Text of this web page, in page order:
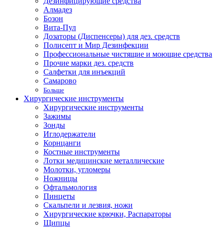
Алмадез
Бозон
Вита-Пул
Дозаторы (Диспенсеры) для дез. средств
Полисепт и Мир Дезинфекции
Профессиональные чистящие и моющие средства
Прочие марки дез. средств
Салфетки для инъекций
Самарово
Больше
Хирургические инструменты
Хирургические инструменты
Зажимы
Зонды
Иглодержатели
Корнцанги
Костные инструменты
Лотки медицинские металлические
Молотки, угломеры
Ножницы
Офтальмология
Пинцеты
Скальпели и лезвия, ножи
Хирургические крючки, Распараторы
Щипцы